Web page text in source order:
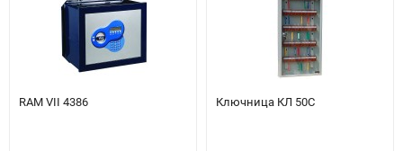
RAM VII 4386 Ключница КЛ 50С